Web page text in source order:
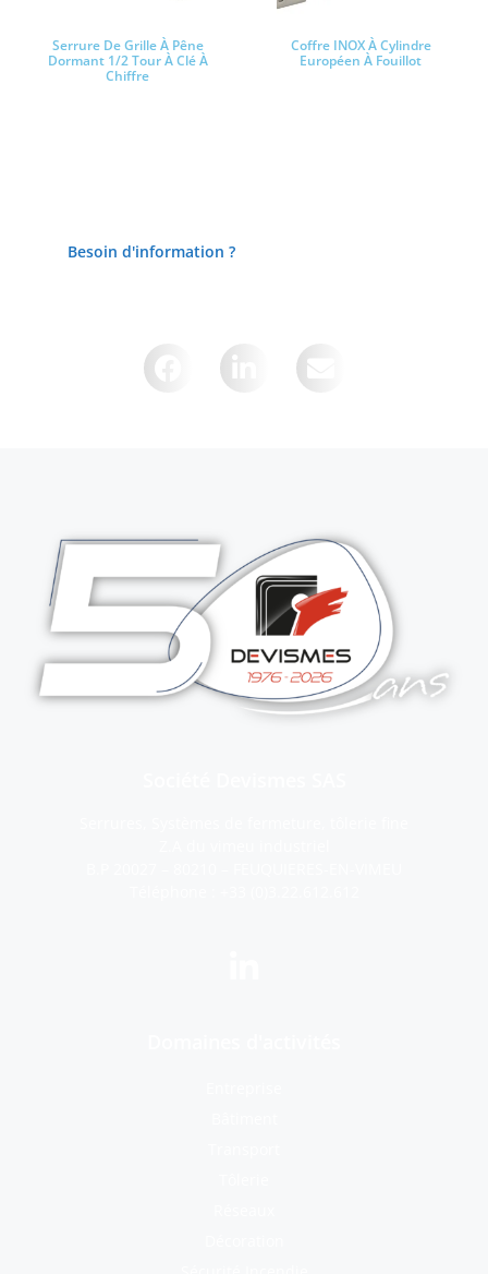
Serrure De Grille À Pêne
Dormant 1/2 Tour À Clé À
Chiffre
Coffre INOX À Cylindre
Européen À Fouillot
Besoin d'information ?